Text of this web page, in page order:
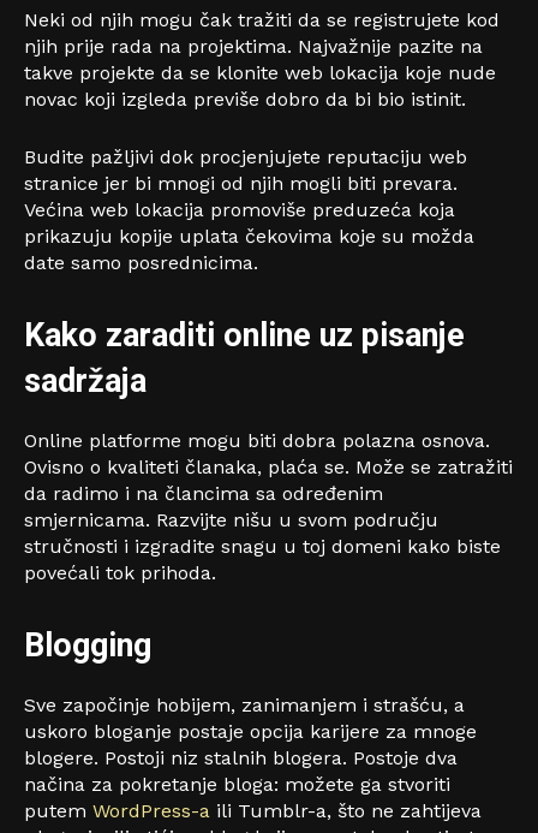
Neki od njih mogu čak tražiti da se registrujete kod
njih prije rada na projektima. Najvažnije pazite na
takve projekte da se klonite web lokacija koje nude
novac koji izgleda previše dobro da bi bio istinit.
Budite pažljivi dok procjenjujete reputaciju web
stranice jer bi mnogi od njih mogli biti prevara.
Većina web lokacija promoviše preduzeća koja
prikazuju kopije uplata čekovima koje su možda
date samo posrednicima.
Kako zaraditi online uz pisanje
sadržaja
Online platforme mogu biti dobra polazna osnova.
Ovisno o kvaliteti članaka, plaća se. Može se zatražiti
da radimo i na člancima sa određenim
smjernicama. Razvijte nišu u svom području
stručnosti i izgradite snagu u toj domeni kako biste
povećali tok prihoda.
Blogging
Sve započinje hobijem, zanimanjem i strašću, a
uskoro bloganje postaje opcija karijere za mnoge
blogere. Postoji niz stalnih blogera. Postoje dva
načina za pokretanje bloga: možete ga stvoriti
putem WordPress-a ili Tumblr-a, što ne zahtijeva